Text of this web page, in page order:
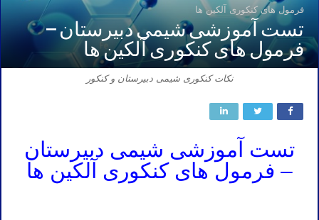
فرمول های کنکوری آلکین ها
تست آموزشی شیمی دبیرستان –
فرمول های کنکوری آلکین ها
نکات کنکوری شیمی دبیرستان و کنکور
تست آموزشی شیمی دبیرستان
– فرمول های کنکوری آلکین ها